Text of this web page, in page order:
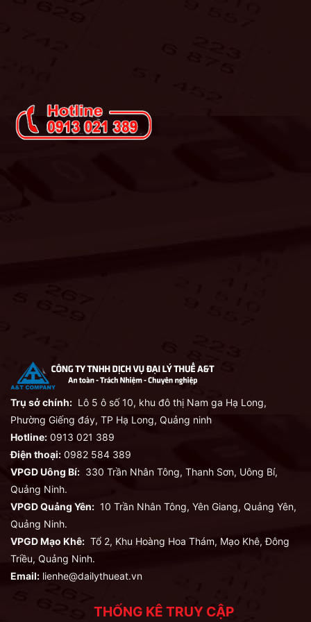
Trụ sở chính: Lô 5 ô số 10, khu đô thị Nam ga Hạ Long,
Phường Giếng đáy, TP Hạ Long, Quảng ninh
Hotline: 0913 021 389
Điện thoại: 0982 584 389
VPGD Uông Bí: 330 Trần Nhân Tông, Thanh Sơn, Uông Bí,
Quảng Ninh.
VPGD Quảng Yên: 10 Trần Nhân Tông, Yên Giang, Quảng Yên,
Quảng Ninh.
VPGD Mạo Khê: Tổ 2, Khu Hoàng Hoa Thám, Mạo Khê, Đông
Triều, Quảng Ninh.
Email: lienhe@dailythueat.vn
THỐNG KÊ TRUY CẬP